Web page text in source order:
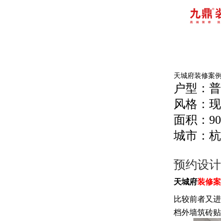
天城府装修案
户型：
风格：
面积：
城市：
预约设计
天城府装修
比较前者又
档外墙筑砖